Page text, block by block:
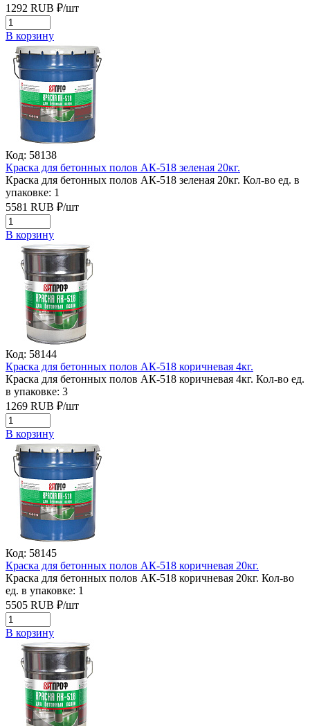
1292 RUB ₽/шт
В корзину
Код: 58138
Краска для бетонных полов АК-518 зеленая 20кг.
Краска для бетонных полов АК-518 зеленая 20кг. Кол-во ед. в
упаковке: 1
5581 RUB ₽/шт
В корзину
Код: 58144
Краска для бетонных полов АК-518 коричневая 4кг.
Краска для бетонных полов АК-518 коричневая 4кг. Кол-во ед.
в упаковке: 3
1269 RUB ₽/шт
В корзину
Код: 58145
Краска для бетонных полов АК-518 коричневая 20кг.
Краска для бетонных полов АК-518 коричневая 20кг. Кол-во
ед. в упаковке: 1
5505 RUB ₽/шт
В корзину